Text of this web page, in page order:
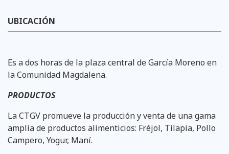
​UBICACIÓN
Es a dos horas de la plaza central de García Moreno en
la Comunidad Magdalena.
PRODUCTOS
La CTGV promueve la producción y venta de una gama
amplia de productos alimenticios: Fréjol, Tilapia, Pollo
Campero, Yogur, Maní.